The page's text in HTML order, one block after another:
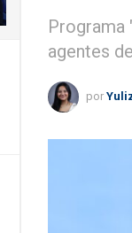
Programa
agentes
por